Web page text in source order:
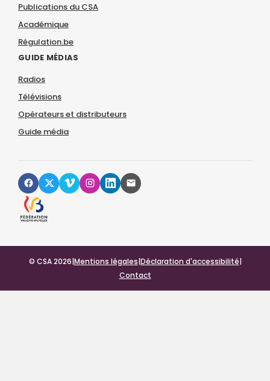
Publications du CSA
Académique
Régulation.be
GUIDE MÉDIAS
Radios
Télévisions
Opérateurs et distributeurs
Guide média
© CSA 2026|Mentions légales|Déclaration d'accessibilité|
Contact